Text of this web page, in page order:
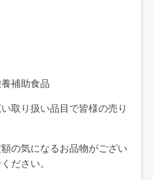
補助食品
取り扱い品目で皆様の売り
の気になるお品物がござい
ださい。